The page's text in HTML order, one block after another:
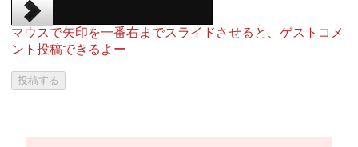
マウスで矢印を一番右までスライドさせると、ゲストコメ
ント投稿できるよー